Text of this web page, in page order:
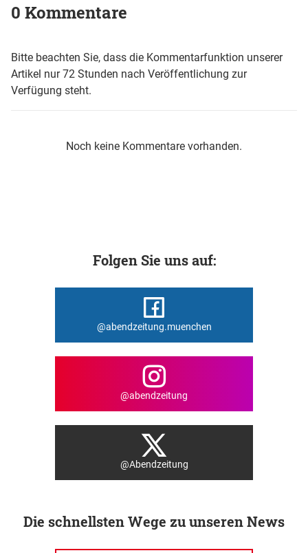
0 Kommentare
Bitte beachten Sie, dass die Kommentarfunktion unserer
Artikel nur 72 Stunden nach Veröffentlichung zur
Verfügung steht.
Noch keine Kommentare vorhanden.
Folgen Sie uns auf:
@abendzeitung.muenchen
@abendzeitung
@Abendzeitung
Die schnellsten Wege zu unseren News